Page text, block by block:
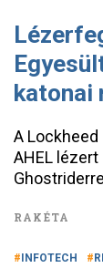
katonai
A
AHEL
RAKÉTA
INFOTECH